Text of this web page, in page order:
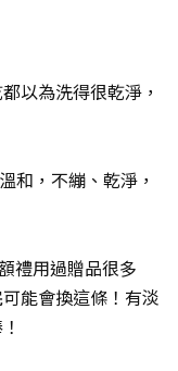
以為洗得很乾淨，
和，不繃、乾淨，
禮用過贈品很多
能會換這條！有淡